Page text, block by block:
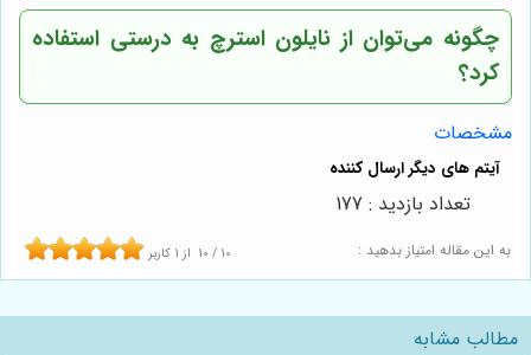
چگونه می‌توان از نایلون استرچ به درستی استفاده
کرد؟
مشخصات
به این مقاله امتیاز بدهید : 10 / 10 از 1 کاربر
تعداد بازدید : 177
مطالب مشابه